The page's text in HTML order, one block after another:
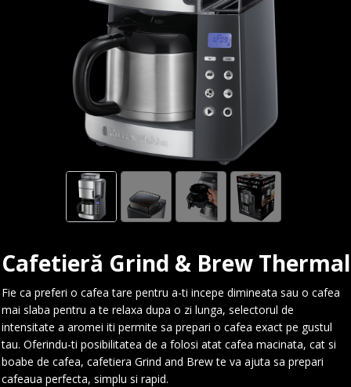
Cafetieră Grind & Brew Thermal
Fie ca preferi o cafea tare pentru a-ti incepe dimineata sau o cafea
mai slaba pentru a te relaxa dupa o zi lunga, selectorul de
intensitate a aromei iti permite sa prepari o cafea exact pe gustul
tau. Oferindu-ti posibilitatea de a folosi atat cafea macinata, cat si
boabe de cafea, cafetiera Grind and Brew te va ajuta sa prepari
cafeaua perfecta, simplu si rapid.